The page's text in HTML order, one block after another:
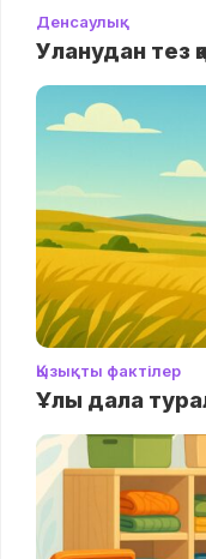
Денсаулық
Уланудан тез
Қызықты фактілер
Ұлы дала